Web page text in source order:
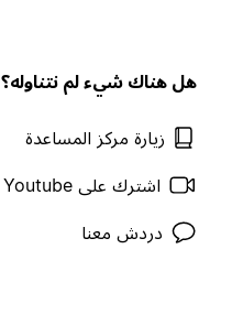
هل هناك شيء لم نتناوله؟
زيارة مركز المساعدة
اشترك على Youtube
دردش معنا